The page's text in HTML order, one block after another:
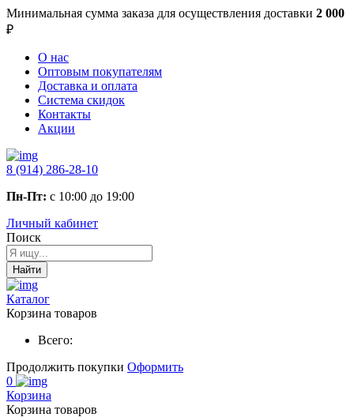
Минимальная сумма заказа для осуществления доставки 2 000
₽
О нас
Оптовым покупателям
Доставка и оплата
Система скидок
Контакты
Акции
8 (914) 286-28-10
Пн-Пт: с 10:00 до 19:00
Личный кабинет
Поиск
Найти
Каталог
Корзина товаров
Всего:
Продолжить покупки Оформить
0
Корзина
Корзина товаров